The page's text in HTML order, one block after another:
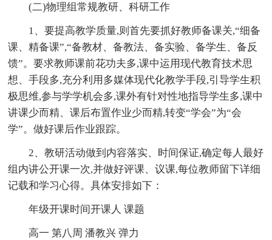
(二)物理组常规教研、科研工作
1、要提高教学质量,则首先要抓好教师备课关,“细备
课、精备课”,“备教材、备教法、备实验、备学生、备反
馈”。要求教师课前花功夫多,课中运用现代教育技术思
想、手段多,充分利用多媒体现代化教学手段,引导学生积
极思维,参与学学机会多,课外有针对性地指导学生多,课中
讲课少而精、课后布置作业少而精,转变“学会”为“会
学”。做好课后作业跟踪。
2、教研活动做到内容落实、时间保证,确定每人最好
组内讲公开课一次,并做好评课、议课,每位教师留下详细
记载和学习心得。具体安排如下：
年级开课时间开课人 课题
高一 第八周 潘教兴 弹力